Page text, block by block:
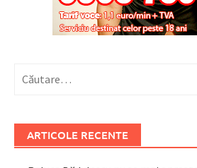
după:
ARTICOLE RECENTE